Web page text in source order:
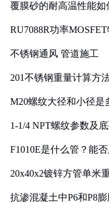
覆膜砂的耐高温性能如
RU7088R功率
不锈钢通风 管道施工
201不锈钢重量计算方
M20螺纹大径和小径是
1-1/4 NPT螺纹参数及
F1010E是什么管？能
20x40x2镀锌方管单米
抗渗混凝土中P6和P8